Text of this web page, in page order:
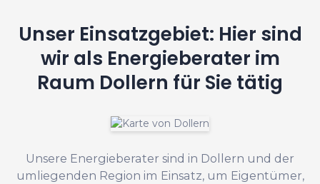
Unser Einsatzgebiet: Hier sind
wir als Energieberater im
Raum Dollern für Sie tätig
Unsere Energieberater sind in Dollern und der
umliegenden Region im Einsatz, um Eigentümer,